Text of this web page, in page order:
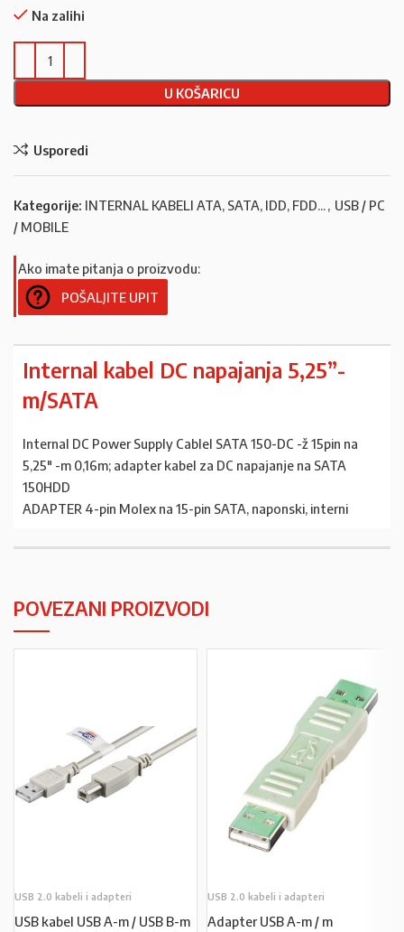
Na zalihi
U KOŠARICU
Usporedi
Kategorije: INTERNAL KABELI ATA, SATA, IDD, FDD..., USB / PC
/ MOBILE
Ako imate pitanja o proizvodu:
POŠALJITE UPIT
Internal kabel DC napajanja 5,25”-
m/SATA
Internal DC Power Supply Cablel SATA 150-DC -ž 15pin na
5,25″ -m 0,16m; adapter kabel za DC napajanje na SATA
150HDD
ADAPTER 4-pin Molex na 15-pin SATA, naponski, interni
POVEZANI PROIZVODI
USB 2.0 kabeli i adapteri
USB kabel USB A-m / USB B-m
USB 2.0 kabeli i adapteri
Adapter USB A-m / m